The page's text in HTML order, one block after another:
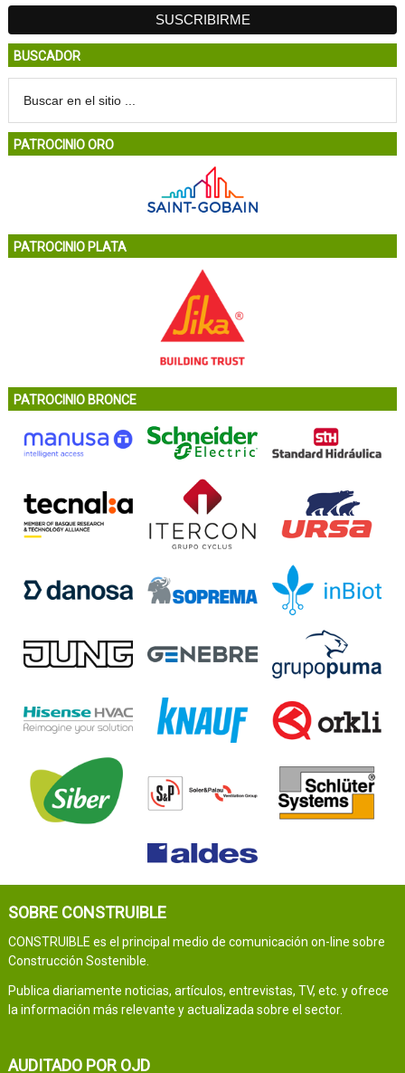
BUSCADOR
PATROCINIO ORO
PATROCINIO PLATA
PATROCINIO BRONCE
SOBRE CONSTRUIBLE
CONSTRUIBLE es el principal medio de comunicación on-line sobre
Construcción Sostenible.
Publica diariamente noticias, artículos, entrevistas, TV, etc. y ofrece
la información más relevante y actualizada sobre el sector.
AUDITADO POR OJD